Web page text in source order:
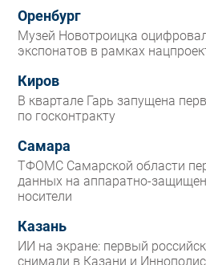
Оренбург
Музей Новотроицка
экспонатов в рамках
Киров
В квартале Гарь запущена
по госконтракту
Самара
ТФОМС Самарской области
данных на аппаратно-
носители
Казань
ИИ на экране: первый
снимали в Казани и